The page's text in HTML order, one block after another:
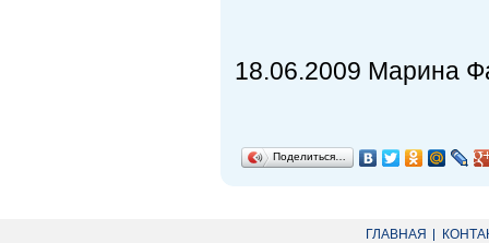
18.06.2009 Марина
Поделиться…
ГЛАВНАЯ